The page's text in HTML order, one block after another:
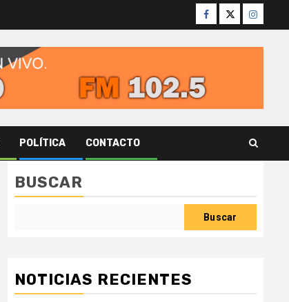
Facebook
Twitter
POLÍTICA CONTACTO
BUSCAR
Buscar
NOTICIAS RECIENTES